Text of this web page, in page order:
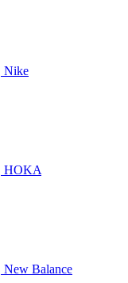
Nike
HOKA
New Balance